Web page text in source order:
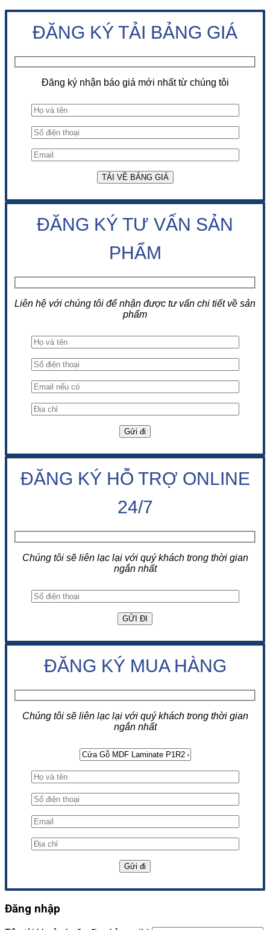
ĐĂNG KÝ TẢI BẢNG GIÁ
Đăng ký nhận báo giá mới nhất từ chúng tôi
ĐĂNG KÝ TƯ VẤN SẢN
PHẨM
Liên hệ với chúng tôi để nhận được tư vấn chi tiết về sản
phẩm
ĐĂNG KÝ HỖ TRỢ ONLINE
24/7
Chúng tôi sẽ liên lạc lại với quý khách trong thời gian
ngắn nhất
ĐĂNG KÝ MUA HÀNG
Chúng tôi sẽ liên lạc lại với quý khách trong thời gian
ngắn nhất
Đăng nhập